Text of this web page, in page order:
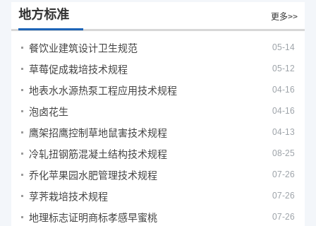
地方标准 更多>>
餐饮业建筑设计卫生规范 05-14
草莓促成栽培技术规程 05-12
地表水水源热泵工程应用技术规程 04-16
泡卤花生 04-16
鹰架招鹰控制草地鼠害技术规程 04-13
冷轧扭钢筋混凝土结构技术规程 08-25
乔化苹果园水肥管理技术规程 07-26
莩荠栽培技术规程 07-26
地理标志证明商标孝感早蜜桃 07-26